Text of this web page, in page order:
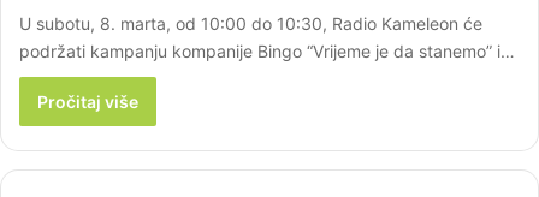
U subotu, 8. marta, od 10:00 do 10:30, Radio Kameleon će
podržati kampanju kompanije Bingo “Vrijeme je da stanemo” i…
Pročitaj više